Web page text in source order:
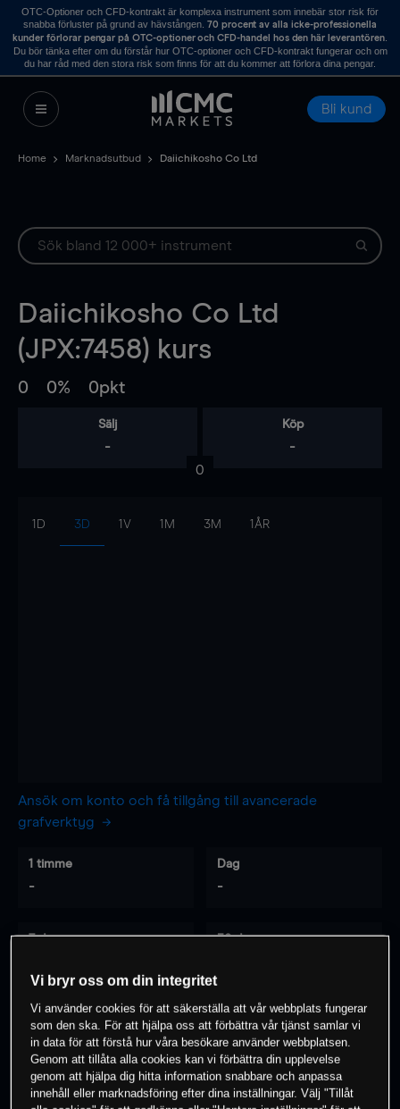
OTC-Optioner och CFD-kontrakt är komplexa instrument som innebär stor risk för
snabba förluster på grund av hävstången. 70 procent av alla icke-professionella
kunder förlorar pengar på OTC-optioner och CFD-handel hos den här leverantören.
Du bör tänka efter om du förstår hur OTC-optioner och CFD-kontrakt fungerar och om
du har råd med den stora risk som finns för att du kommer att förlora dina pengar.
Bli kund
Home Marknadsutbud Daiichikosho Co Ltd
Daiichikosho Co Ltd
(JPX:7458) kurs
0 0% 0pkt
Sälj
-
Köp
-
0
1D 3D 1V 1M 3M 1ÅR
Ansök om konto och få tillgång till avancerade
grafverktyg
1 timme
-
Dag
-
7 dagar 30 dagar
0% av kunderna har en position i detta
instrument
Vi bryr oss om din integritet
Vi använder cookies för att säkerställa att vår webbplats fungerar
som den ska. För att hjälpa oss att förbättra vår tjänst samlar vi
in data för att förstå hur våra besökare använder webbplatsen.
Genom att tillåta alla cookies kan vi förbättra din upplevelse
genom att hjälpa dig hitta information snabbare och anpassa
innehåll eller marknadsföring efter dina inställningar. Välj "Tillåt